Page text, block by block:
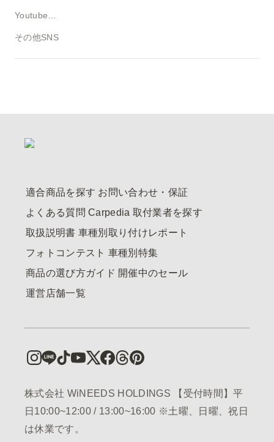
その他SNS
適合商品を探す お問い合わせ・保証
よくある質問 Carpedia 取付業者を探す
取扱説明書 車種別取り付けレポート
フォトコンテスト 車種別特集
商品の選び方ガイド 開催中のセール
運営店舗一覧
株式会社 WiNEEDS HOLDINGS 【受付時間】平
日10:00~12:00 / 13:00~16:00 ※土曜、日曜、祝日
は休業です。